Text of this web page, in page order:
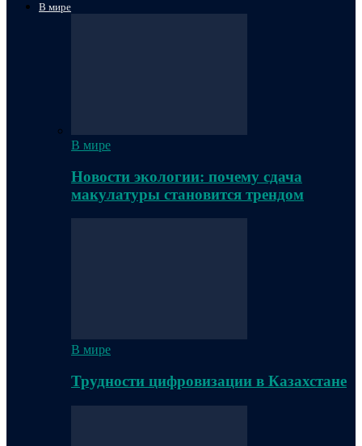
В мире
В мире
Новости экологии: почему сдача
макулатуры становится трендом
В мире
Трудности цифровизации в Казахстане